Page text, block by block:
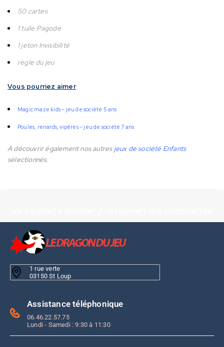
50 cartes
1 tuile Pagode
1 jeton Invisibilité
règle du jeu
Vous pourriez aimer
Magic maze kids – jeu de société 5 ans
Poules, renards, vipères – jeu de société 7 ans
A découvrir également nos autresjeux de société Enfants
sélectionnés.
1 rue verte
03150 St Loup
Assistance téléphonique
06.46.22.57.75
Lundi - Samedi : 9:30 à 11:30